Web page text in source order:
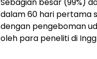
Sebagian besar (99%)
dalam 60 hari pertama
dengan pengeboman
oleh para peneliti di